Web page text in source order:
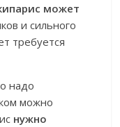
может
и сильного
требуется
надо
можно
нужно